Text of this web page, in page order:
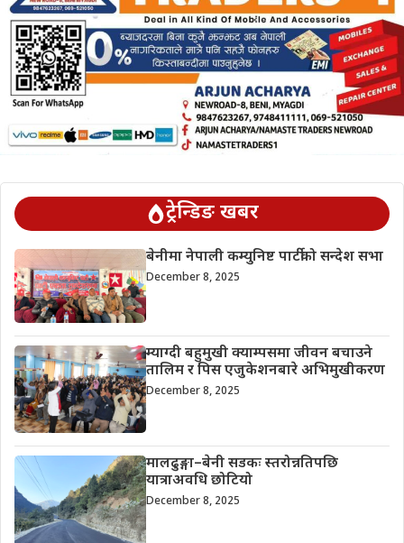
ट्रेन्डिङ खबर
बेनीमा नेपाली कम्युनिष्ट पार्टीको सन्देश सभा
December 8, 2025
म्याग्दी बहुमुखी क्याम्पसमा जीवन बचाउने
तालिम र पिस एजुकेशनबारे अभिमुखीकरण
December 8, 2025
मालढुङ्गा–बेनी सडकः स्तरोन्नतिपछि
यात्राअवधि छोटियो
December 8, 2025